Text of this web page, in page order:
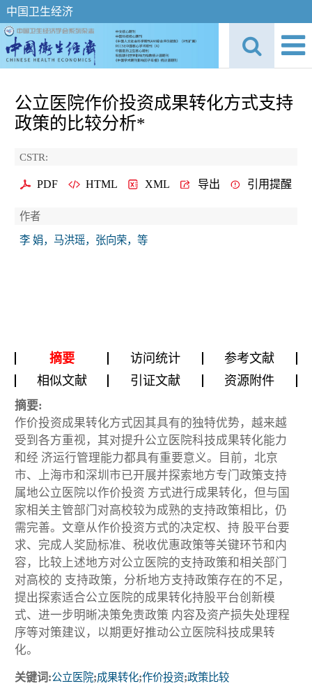
中国卫生经济
公立医院作价投资成果转化方式支持
政策的比较分析*
CSTR:
PDF HTML XML 导出 引用提醒
作者
李 娟，马洪瑶，张向荣，等
摘要 访问统计
参考文献
相似文献
引证文献 资源附件
摘要:
作价投资成果转化方式因其具有的独特优势，越来越
受到各方重视，其对提升公立医院科技成果转化能力
和经 济运行管理能力都具有重要意义。目前，北京
市、上海市和深圳市已开展并探索地方专门政策支持
属地公立医院以作价投资 方式进行成果转化，但与国
家相关主管部门对高校较为成熟的支持政策相比，仍
需完善。文章从作价投资方式的决定权、持 股平台要
求、完成人奖励标准、税收优惠政策等关键环节和内
容，比较上述地方对公立医院的支持政策和相关部门
对高校的 支持政策，分析地方支持政策存在的不足，
提出探索适合公立医院的成果转化持股平台创新模
式、进一步明晰决策免责政策 内容及资产损失处理程
序等对策建议，以期更好推动公立医院科技成果转
化。
关键词:公立医院;成果转化;作价投资;政策比较